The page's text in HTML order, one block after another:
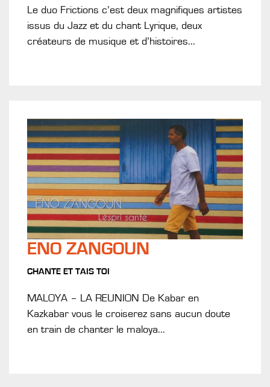
Le duo Frictions c’est deux magnifiques artistes
issus du Jazz et du chant Lyrique, deux
créateurs de musique et d’histoires...
ENO ZANGOUN
CHANTE ET TAIS TOI
MALOYA – LA REUNION De Kabar en
Kazkabar vous le croiserez sans aucun doute
en train de chanter le maloya...